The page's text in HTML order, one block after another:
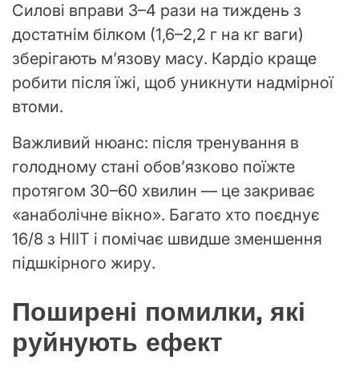
Силові вправи 3–4 рази на тиждень з
достатнім білком (1,6–2,2 г на кг ваги)
зберігають м’язову масу. Кардіо краще
робити після їжі, щоб уникнути надмірної
втоми.
Важливий нюанс: після тренування в
голодному стані обов’язково поїжте
протягом 30–60 хвилин — це закриває
«анаболічне вікно». Багато хто поєднує
16/8 з HIIT і помічає швидше зменшення
підшкірного жиру.
Поширені помилки, які
руйнують ефект